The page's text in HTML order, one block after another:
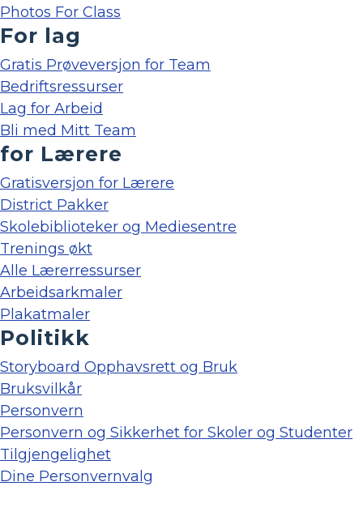
Photos For Class
For lag
Gratis Prøveversjon for Team
Bedriftsressurser
Lag for Arbeid
Bli med Mitt Team
for Lærere
Gratisversjon for Lærere
District Pakker
Skolebiblioteker og Mediesentre
Trenings økt
Alle Lærerressurser
Arbeidsarkmaler
Plakatmaler
Politikk
Storyboard Opphavsrett og Bruk
Bruksvilkår
Personvern
Personvern og Sikkerhet for Skoler og Studenter
Tilgjengelighet
Dine Personvernvalg